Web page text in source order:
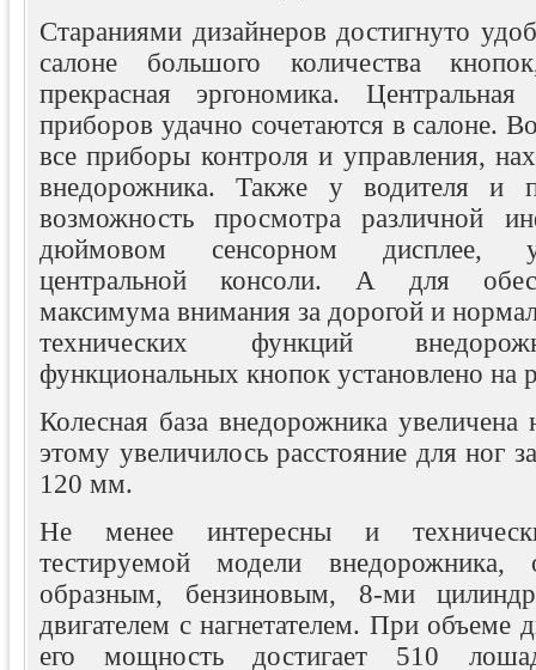
Стараниями дизайнеров достигнуто
салоне большого количества
прекрасная эргономика.
приборов удачно сочетаются в салоне.
все приборы контроля и управления,
внедорожника. Также у водителя и
возможность просмотра различной
дюймовом сенсорном дисплее,
центральной консоли. А для
максимума внимания за дорогой и
технических функций
функциональных кнопок установлено на
Колесная база внедорожника
этому увеличилось расстояние для ног
120 мм.
Не менее интересны и
тестируемой модели внедорожника,
образным, бензиновым, 8-ми
двигателем с нагнетателем. При объеме
его мощность достигает 510